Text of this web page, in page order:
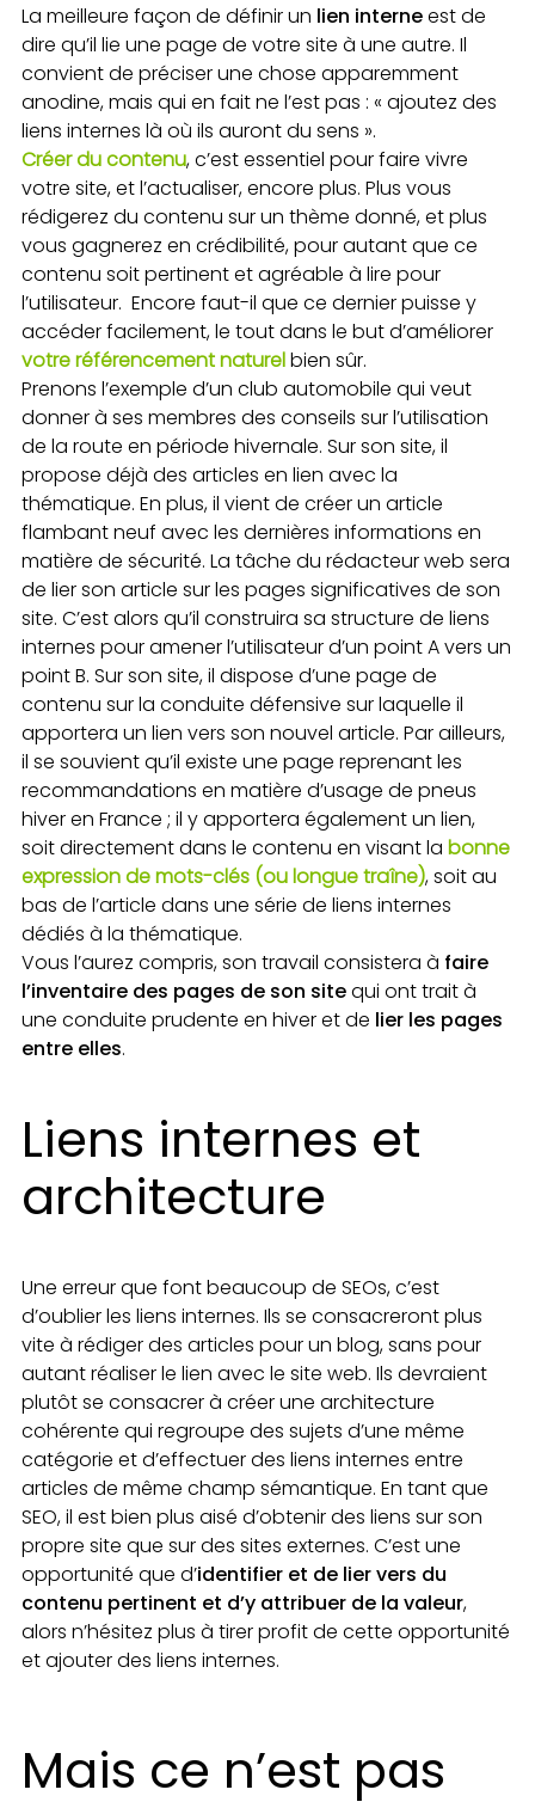
La meilleure façon de définir un lien interneest de
dire qu’il lie une page de votre site à une autre. Il
convient de préciser une chose apparemment
anodine, mais qui en fait ne l’est pas : « ajoutez des
liens internes là où ils auront du sens ».
Créer du contenu, c’est essentiel pour faire vivre
votre site, et l’actualiser, encore plus. Plus vous
rédigerez du contenu sur un thème donné, et plus
vous gagnerez en crédibilité, pour autant que ce
contenu soit pertinent et agréable à lire pour
l’utilisateur. Encore faut-il que ce dernier puisse y
accéder facilement, le tout dans le but d’améliorer
votre référencement naturelbien sûr.
Prenons l’exemple d’un club automobile qui veut
donner à ses membres des conseils sur l’utilisation
de la route en période hivernale. Sur son site, il
propose déjà des articles en lien avec la
thématique. En plus, il vient de créer un article
flambant neuf avec les dernières informations en
matière de sécurité. La tâche du rédacteur web sera
de lier son article sur les pages significatives de son
site. C’est alors qu’il construira sa structure de liens
internes pour amener l’utilisateur d’un point A vers un
point B. Sur son site, il dispose d’une page de
contenu sur la conduite défensive sur laquelle il
apportera un lien vers son nouvel article. Par ailleurs,
il se souvient qu’il existe une page reprenant les
recommandations en matière d’usage de pneus
hiver en France ; il y apportera également un lien,
soit directement dans le contenu en visant la bonne
expression de mots-clés (ou longue traîne), soit au
bas de l’article dans une série de liens internes
dédiés à la thématique.
Vous l’aurez compris, son travail consistera à faire
l’inventaire des pages de son sitequi ont trait à
une conduite prudente en hiver et de lier les pages
entre elles.
Liens internes et
architecture
Une erreur que font beaucoup de SEOs, c’est
d’oublier les liens internes. Ils se consacreront plus
vite à rédiger des articles pour un blog, sans pour
autant réaliser le lien avec le site web. Ils devraient
plutôt se consacrer à créer une architecture
cohérente qui regroupe des sujets d’une même
catégorie et d’effectuer des liens internes entre
articles de même champ sémantique. En tant que
SEO, il est bien plus aisé d’obtenir des liens sur son
propre site que sur des sites externes. C’est une
opportunité que d’identifier et de lier vers du
contenu pertinent et d’y attribuer de la valeur,
alors n’hésitez plus à tirer profit de cette opportunité
et ajouter des liens internes.
Mais ce n’est pas